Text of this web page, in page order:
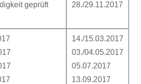
geprüft
28./29.11.2017
14./15.03.2017
03./04.05.2017
05.07.2017
13.09.2017